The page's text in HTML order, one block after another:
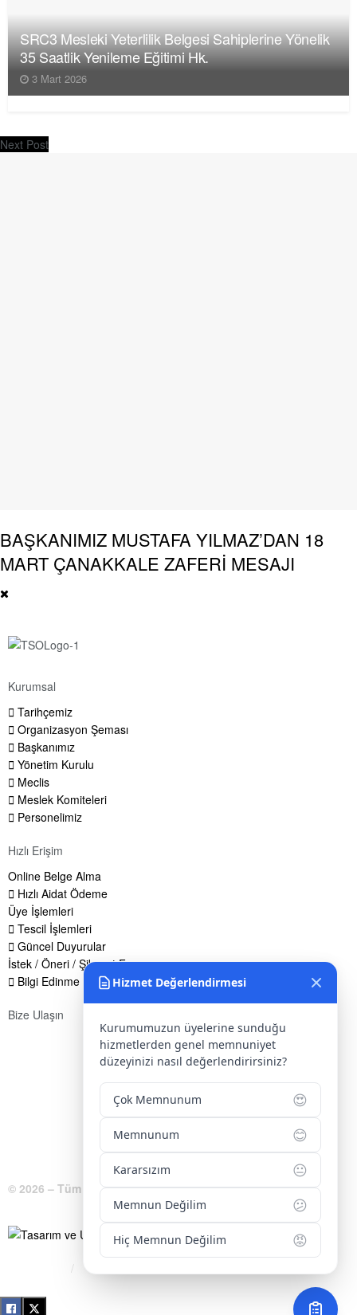
SRC3 Mesleki Yeterlilik Belgesi Sahiplerine Yönelik
35 Saatlik Yenileme Eğitimi Hk.
3 Mart 2026
Next Post
BAŞKANIMIZ MUSTAFA YILMAZ’DAN 18
MART ÇANAKKALE ZAFERİ MESAJI
Kurumsal
Tarihçemiz
Organizasyon Şeması
Başkanımız
Yönetim Kurulu
Meclis
Meslek Komiteleri
Personelimiz
Hızlı Erişim
Online Belge Alma
Hızlı Aidat Ödeme
Üye İşlemleri
Tescil İşlemleri
Güncel Duyurular
İstek / Öneri / Şikayet Formu
Bilgi Edinme Hakkı
Bize Ulaşın
Yenice Mah. Atatürk Cad. Tüccarlar İşhanı Kat:1 No:1
KIRŞEHİR / TÜRKİYE
0 386 213 11 86
0 544 213 11 86
bilgi@kirsehirtso.org.tr
© 2026 – Tüm Hakları Saklıdır.
Kullanım Koşulları İletişim
Hizmet Değerlendirmesi
Kurumumuzun üyelerine sunduğu
hizmetlerden genel memnuniyet
düzeyinizi nasıl değerlendirirsiniz?
Çok Memnunum 😍
Memnunum 😊
Kararsızım 😐
Memnun Değilim 😕
Hiç Memnun Değilim 😡